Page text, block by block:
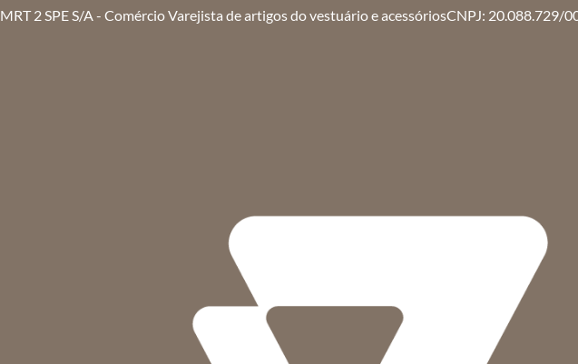
MRT 2 SPE S/A - Comércio Varejista de artigos do vestuário e acessóriosCNPJ: 20.088.729/